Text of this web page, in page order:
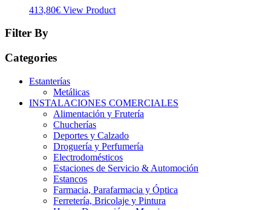
413,80€ View Product
Filter By
Categories
Estanterías
Metálicas
INSTALACIONES COMERCIALES
Alimentación y Frutería
Chucherías
Deportes y Calzado
Droguería y Perfumería
Electrodomésticos
Estaciones de Servicio & Automoción
Estancos
Farmacia, Parafarmacia y Óptica
Ferretería, Bricolaje y Pintura